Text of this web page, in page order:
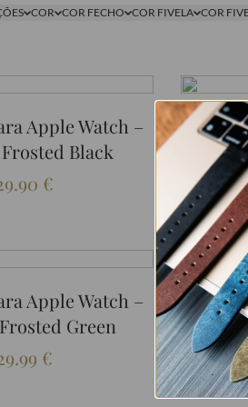
COR COR FECHO COR FIVELA COR
Apple Watch –
Black
€
Apple Watch –
Green
€